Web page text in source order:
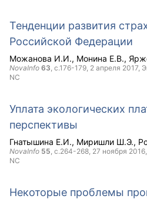
Тенденции развития
Российской Федерации
Можанова И.И. Монина Е.В.
NovaInfo 63, с.176-179, 2 апреля 2017,
NC
Уплата экологических
перспективы
Гнатышина Е.И. Миришли Ш.Э.
NovaInfo 55, с.264-268, 27 ноября 2016
NC
Некоторые проблемы